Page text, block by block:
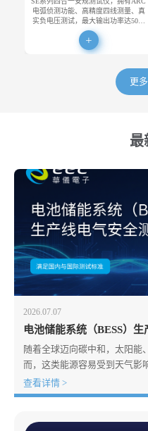
电弧侦测功能、高精度四线测量、真
实负电压测试，最大输出功率达50…
更
最
2026.07.07
电池储能系统（BESS）
随着全球迈向碳中和，太阳能
而，这类能源容易受到天气影
查看详情 >